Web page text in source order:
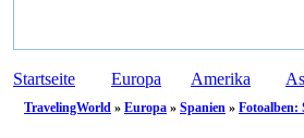
Startseite Europa Amerika
TravelingWorld » Europa » Spanien » Fotoalben: